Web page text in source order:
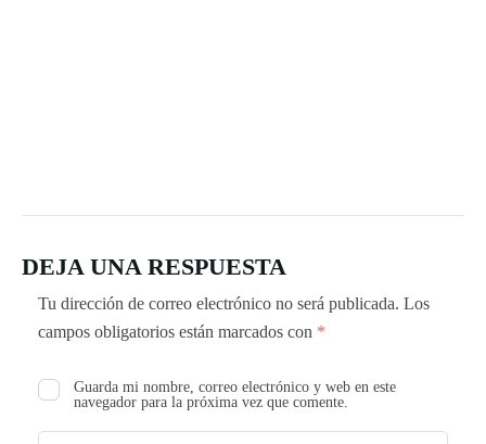
DEJA UNA RESPUESTA
Tu dirección de correo electrónico no será publicada. Los
campos obligatorios están marcados con *
Guarda mi nombre, correo electrónico y web en este
navegador para la próxima vez que comente.